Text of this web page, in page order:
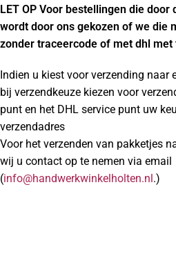
LET OP Voor bestellingen die door
wordt door ons gekozen of we die
zonder traceercode of met dhl met
Indien u kiest voor verzending naar
bij verzendkeuze kiezen voor
punt en het DHL service punt uw
verzendadres
Voor het verzenden van pakketjes
wij u contact op te nemen via email
(info@handwerkwinkelholten.nl.)